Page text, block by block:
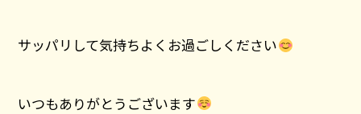
サッパリして気持ちよくお過ごしください
いつもありがとうございます